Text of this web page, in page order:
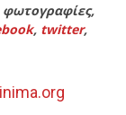
φωτογραφίες,
, twitter,